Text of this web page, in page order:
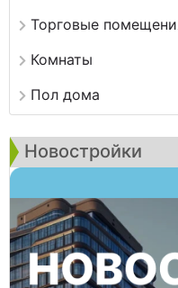
Торговые
Комнаты
Пол дома
Новостройки